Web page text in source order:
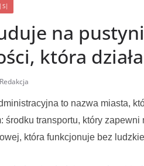
na
która
Redakcja
to nazwa miasta,
środku transportu, który
która funkcjonuje bez